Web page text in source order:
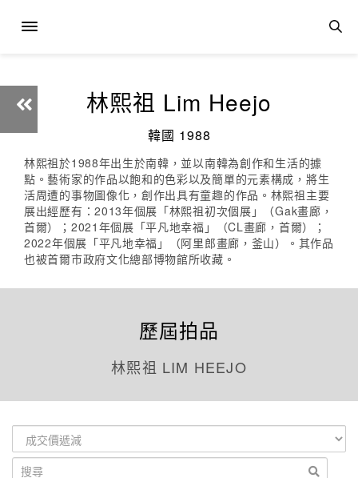
林熙祖 Lim Heejo
韓國 1988
林熙祖於1988年出生於南韓，並以南韓為創作和生活的據
點。藝術家的作品以飽和的色彩以及簡單的元素構成，將生
活周遭的事物圖像化，創作出具有童趣的作品。林熙祖主要
展出經歷有：2013年個展「林熙祖初次個展」（Gak畫廊，
首爾）；2021年個展「平凡地幸福」（CL畫廊，首爾）；
2022年個展「平凡地幸福」（阿里郎畫廊，釜山）。其作品
也被首爾市政府文化總部博物館所收藏。
歷屆拍品
林熙祖 LIM HEEJO